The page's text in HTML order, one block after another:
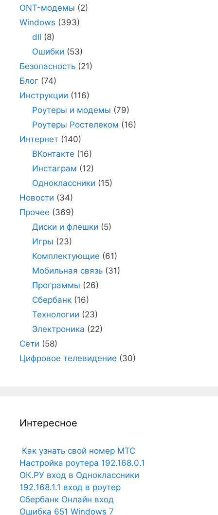
ONT-модемы (2)
Windows (393)
dll (8)
Ошибки (53)
Безопасность (21)
Блог (74)
Инструкции (116)
Роутеры и модемы (79)
Роутеры Ростелеком (16)
Интернет (140)
ВКонтакте (16)
Инстаграм (12)
Одноклассники (15)
Новости (34)
Прочее (369)
Диски и флешки (5)
Игры (23)
Комплектующие (61)
Мобильная связь(31)
Программы (26)
Сбербанк(16)
Технологии (23)
Электроника (22)
Сети (58)
Цифровое телевидение (30)
Интересное
Как узнать свой номер МТС
Настройка роутера 192.168.0.1
ОК.РУ вход в Одноклассники
192.168.1.1 вход в роутер
Сбербанк Онлайн вход
Ошибка 651 Windows 7